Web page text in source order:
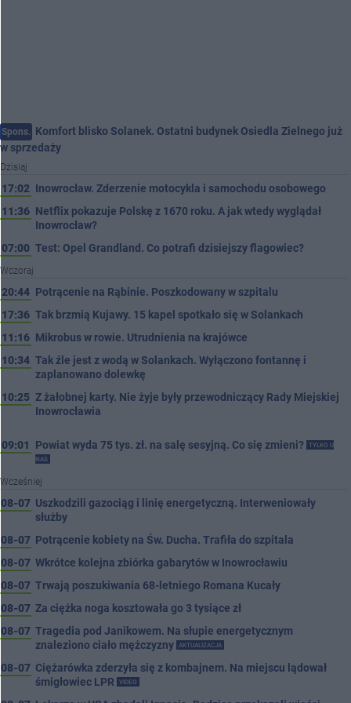
Spons. Komfort blisko Solanek. Ostatni budynek Osiedla Zielnego już
w sprzedaży
Dzisiaj
17:02 Inowrocław. Zderzenie motocykla i samochodu osobowego
11:36 Netflix pokazuje Polskę z 1670 roku. A jak wtedy wyglądał
Inowrocław?
07:00 Test: Opel Grandland. Co potrafi dzisiejszy flagowiec?
Wczoraj
20:44 Potrącenie na Rąbinie. Poszkodowany w szpitalu
17:36 Tak brzmią Kujawy. 15 kapel spotkało się w Solankach
11:16 Mikrobus w rowie. Utrudnienia na krajówce
10:34 Tak źle jest z wodą w Solankach. Wyłączono fontannę i
zaplanowano dolewkę
10:25 Z żałobnej karty. Nie żyje były przewodniczący Rady Miejskiej
Inowrocławia
09:01 Powiat wyda 75 tys. zł. na salę sesyjną. Co się zmieni?
TYLKO U
NAS
Wcześniej
08-07 Uszkodzili gazociąg i linię energetyczną. Interweniowały
służby
08-07 Potrącenie kobiety na Św. Ducha. Trafiła do szpitala
08-07 Wkrótce kolejna zbiórka gabarytów w Inowrocławiu
08-07 Trwają poszukiwania 68-letniego Romana Kucały
08-07 Za ciężka noga kosztowała go 3 tysiące zł
08-07 Tragedia pod Janikowem. Na słupie energetycznym
znaleziono ciało mężczyzny
AKTUALIZACJA
08-07 Ciężarówka zderzyła się z kombajnem. Na miejscu lądował
śmigłowiec LPR
VIDEO